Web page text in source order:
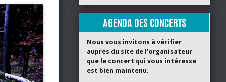
AGENDA DES CONCERTS
Nous vous invitons à vérifier
auprès du site de l’organisateur
que le concert qui vous intéresse
est bien maintenu.